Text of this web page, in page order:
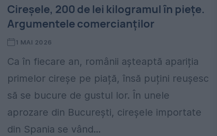
Cireșele, 200 de lei kilogramul în piețe.
Argumentele comercianților
1 MAI 2026
Ca în fiecare an, românii așteaptă apariția
primelor cireșe pe piață, însă puțini reușesc
să se bucure de gustul lor. În unele
aprozare din București, cireșele importate
din Spania se vând...